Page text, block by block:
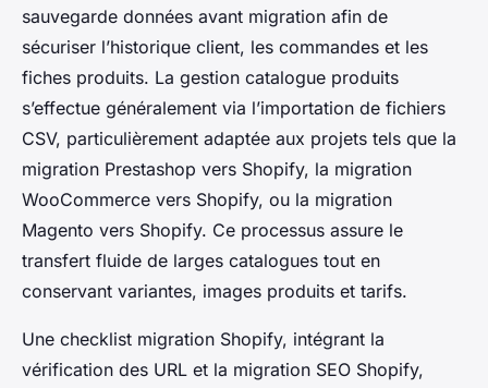
sauvegarde données avant migration afin de
sécuriser l’historique client, les commandes et les
fiches produits. La gestion catalogue produits
s’effectue généralement via l’importation de fichiers
CSV, particulièrement adaptée aux projets tels que la
migration Prestashop vers Shopify, la migration
WooCommerce vers Shopify, ou la migration
Magento vers Shopify. Ce processus assure le
transfert fluide de larges catalogues tout en
conservant variantes, images produits et tarifs.
Une checklist migration Shopify, intégrant la
vérification des URL et la migration SEO Shopify,